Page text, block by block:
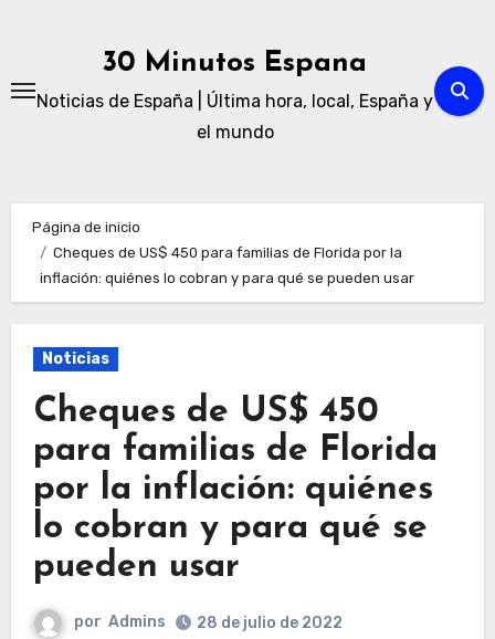
30 Minutos Espana
Noticias de España | Última hora, local, España y
el mundo
Página de inicio
Cheques de US$ 450 para familias de Florida por la
inflación: quiénes lo cobran y para qué se pueden usar
Noticias
Cheques de US$ 450
para familias de Florida
por la inflación: quiénes
lo cobran y para qué se
pueden usar
por Admins 28 de julio de 2022